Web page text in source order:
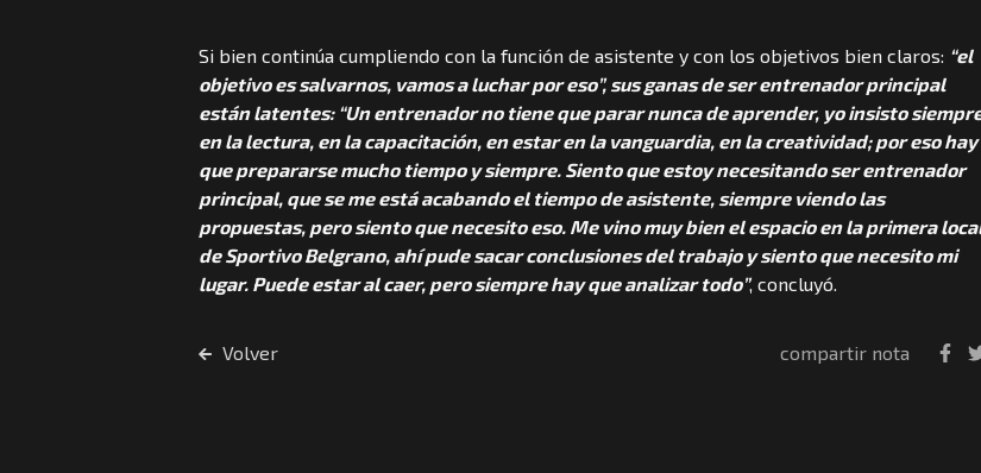
Si bien continúa cumpliendo con la función de asistente y con los objetivos bien claros: “el
objetivo es salvarnos, vamos a luchar por eso”, sus ganas de ser entrenador principal
están latentes: “Un entrenador no tiene que parar nunca de aprender, yo insisto
en la lectura, en la capacitación, en estar en la vanguardia, en la creatividad; por eso hay
que prepararse mucho tiempo y siempre. Siento que estoy necesitando ser entrenador
principal, que se me está acabando el tiempo de asistente, siempre viendo las
propuestas, pero siento que necesito eso. Me vino muy bien el espacio en la primera
de Sportivo Belgrano, ahí pude sacar conclusiones del trabajo y siento que necesito mi
lugar. Puede estar al caer, pero siempre hay que analizar todo”, concluyó.
Volver compartir nota